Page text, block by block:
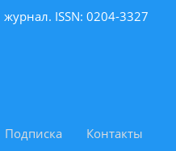
ISSN: 0204-3327
Подписка Контакты